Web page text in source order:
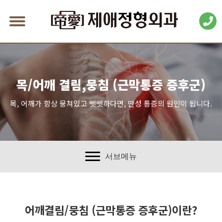
목/어깨 결림,뭉침 (근막통증 증후군)
목, 어깨가 항상 뭉쳐있고 뻣뻣하다면, 만성 통증의 원인이 됩니다.
서브메뉴
어깨결림/뭉침 (근막통증 증후군)이란?